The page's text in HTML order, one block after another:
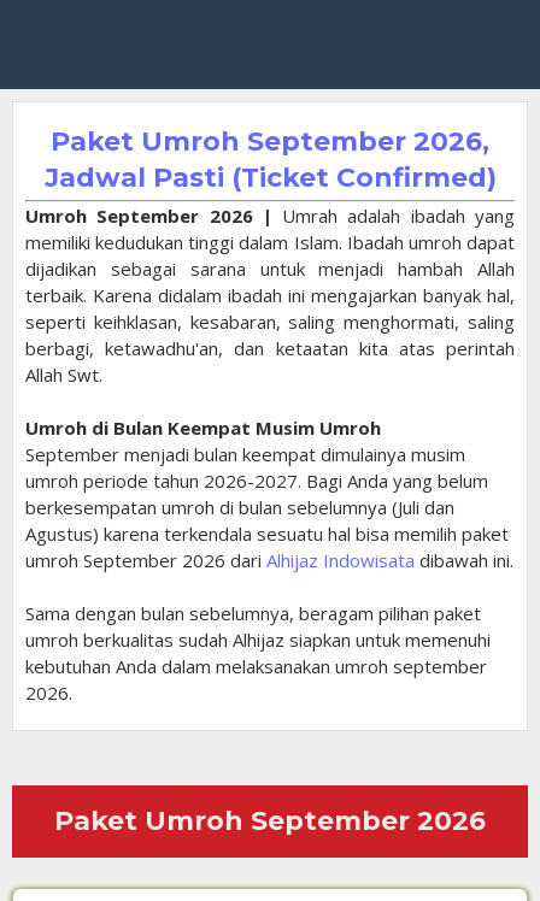
Paket Umroh September 2026,
Jadwal Pasti (Ticket Confirmed)
Umroh September 2026 | Umrah adalah ibadah yang
memiliki kedudukan tinggi dalam Islam. Ibadah umroh dapat
dijadikan sebagai sarana untuk menjadi hambah Allah
terbaik. Karena didalam ibadah ini mengajarkan banyak hal,
seperti keihklasan, kesabaran, saling menghormati, saling
berbagi, ketawadhu'an, dan ketaatan kita atas perintah
Allah Swt.
Umroh di Bulan Keempat Musim Umroh
September menjadi bulan keempat dimulainya musim
umroh periode tahun 2026-2027. Bagi Anda yang belum
berkesempatan umroh di bulan sebelumnya (Juli dan
Agustus) karena terkendala sesuatu hal bisa memilih paket
umroh September 2026 dari Alhijaz Indowisata dibawah ini.
Sama dengan bulan sebelumnya, beragam pilihan paket
umroh berkualitas sudah Alhijaz siapkan untuk memenuhi
kebutuhan Anda dalam melaksanakan umroh september
2026.
Paket Umroh September 2026